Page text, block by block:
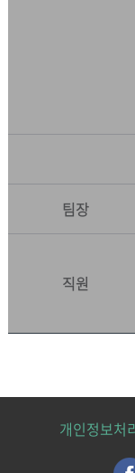
팀장
직원
개인정보처